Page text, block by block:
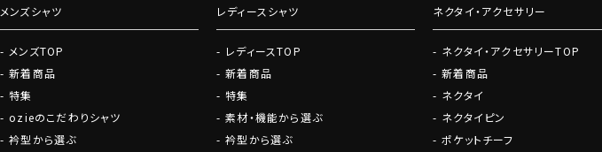
会員登録にすすむ
メンズシャツ
メンズTOP
新着商品
特集
ozieのこだわりシャツ
衿型から選ぶ
レディースシャツ
レディースTOP
新着商品
特集
素材・機能から選ぶ
衿型から選ぶ
ネクタイ・アクセサリー
ネクタイ・アクセサリーTOP
新着商品
ネクタイ
ネクタイピン
ポケットチーフ